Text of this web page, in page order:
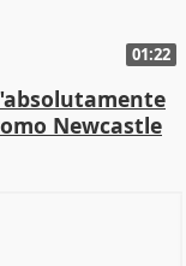
01:22
Newcastle